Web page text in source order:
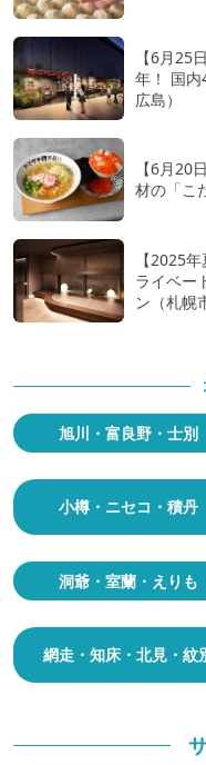
【6月25
年！ 国
広島）
【6月20
材の「こ
【2025
ライベー
ン（札幌
旭川・富良野・士別
小樽・ニセコ・積丹
洞爺・室蘭・えりも
網走・知床・北見・紋